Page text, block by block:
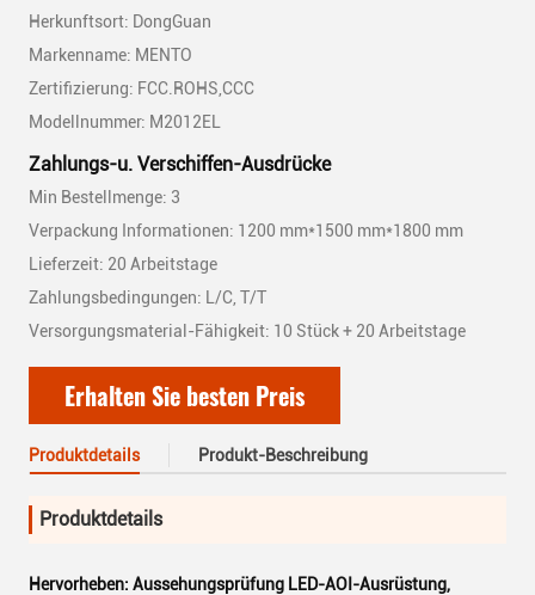
Herkunftsort: DongGuan
Markenname: MENTO
Zertifizierung: FCC.ROHS,CCC
Modellnummer: M2012EL
Zahlungs-u. Verschiffen-Ausdrücke
Min Bestellmenge: 3
Verpackung Informationen: 1200 mm*1500 mm*1800 mm
Lieferzeit: 20 Arbeitstage
Zahlungsbedingungen: L/C, T/T
Versorgungsmaterial-Fähigkeit: 10 Stück + 20 Arbeitstage
Erhalten Sie besten Preis
Produktdetails Produkt-Beschreibung
Produktdetails
Hervorheben: Aussehungsprüfung LED-AOI-Ausrüstung,